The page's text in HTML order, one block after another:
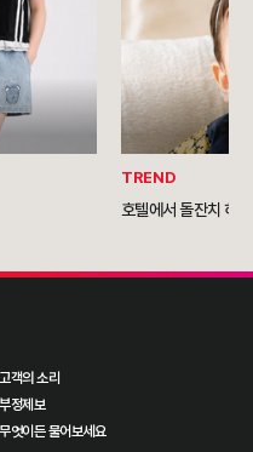
TREND
호텔에서 돌잔치 하
고객의 소리
부정제보
무엇이든 물어보세요